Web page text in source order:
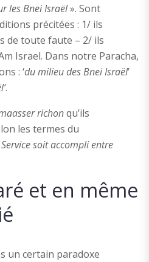
les Bnei Israël». Sont
précitées : 1/ ils
de toute faute – 2/ ils
Israel. Dans notre Paracha,
: ‘du milieu des Bnei Israël’
.
richonqu’ils
les termes du
soit accompli entre
et en même
un certain paradoxe